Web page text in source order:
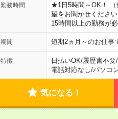
勤務時間
★1日5時間～OK！ （
望をお聞かせくださ
15時間以上の勤務が
期間 短期2ヵ月～のお仕
特徴 日払いOK/履歴書不要/
電話対応なし/パソコ
気になる！